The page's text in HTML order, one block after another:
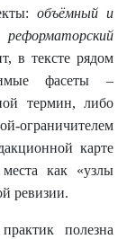
объёмный и
в тексте рядом
фасеты –
термин, либо
карте
как «узлы
ревизии.
полезна